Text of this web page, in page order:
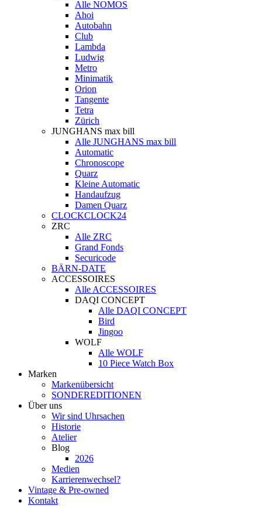
Alle NOMOS
Ahoi
Autobahn
Club
Lambda
Ludwig
Metro
Minimatik
Orion
Tangente
Tetra
Zürich
JUNGHANS max bill
Alle JUNGHANS max bill
Automatic
Chronoscope
Quarz
Kleine Automatic
Handaufzug
Damen Quarz
CLOCKCLOCK24
ZRC
Alle ZRC
Grand Fonds
Securicode
BÄRN-DATE
ACCESSOIRES
Alle ACCESSOIRES
DAQI CONCEPT
Alle DAQI CONCEPT
Bird
Jingoo
WOLF
Alle WOLF
10 Piece Watch Box
Marken
Markenübersicht
SONDEREDITIONEN
Über uns
Wir sind Uhrsachen
Historie
Atelier
Blog
2026
Medien
Karrierenwechsel?
Vintage & Pre-owned
Kontakt